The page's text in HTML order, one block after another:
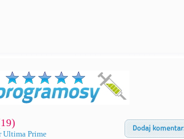
19)
Ultima Prime